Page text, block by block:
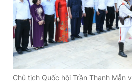
Chủ tịch Quốc hội Trần Thanh Mẫn